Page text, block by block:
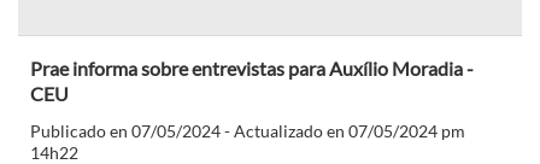
Prae informa sobre entrevistas para Auxílio Moradia -
CEU
Publicado en 07/05/2024 - Actualizado en 07/05/2024 pm
14h22